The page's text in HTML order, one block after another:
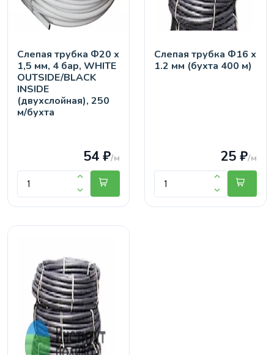
Слепая трубка Ф20 х
1,5 мм, 4 бар, WHITE
OUTSIDE/BLACK
INSIDE
(двухслойная), 250
м/бухта
54 ₽/м
Слепая трубка Ф16 х
1.2 мм (бухта 400 м)
25 ₽/м